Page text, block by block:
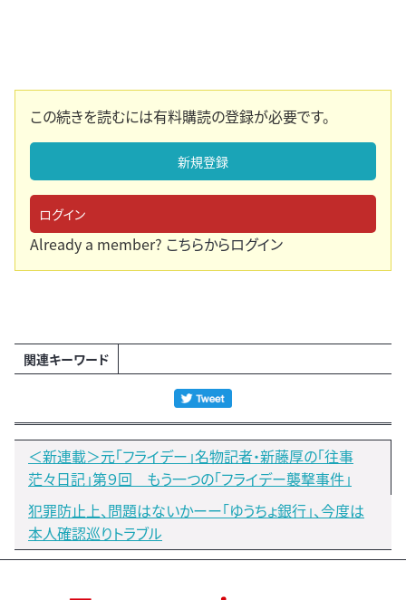
この続きを読むには有料購読の登録が必要です。
新規登録
ログイン
Already a member? こちらからログイン
関連キーワード
＜新連載＞元「フライデー」名物記者・新藤厚の「往事
茫々日記」第９回 もう一つの「フライデー襲撃事件」
犯罪防止上、問題はないかーー「ゆうちょ銀行」、今度は
本人確認巡りトラブル